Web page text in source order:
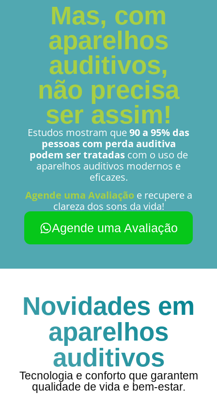
Mas, com
aparelhos
auditivos,
não precisa
ser assim!
Estudos mostram que90 a 95% das
pessoas com perda auditiva
podem ser tratadascom o uso de
aparelhos auditivos modernos e
eficazes.
Agende uma Avaliação e recupere a
clareza dos sons da vida!
Agende uma Avaliação
Novidades em
aparelhos
auditivos
Tecnologia e conforto que garantem
qualidade de vida e bem-estar.